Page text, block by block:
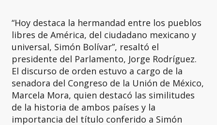
“Hoy destaca la hermandad entre los pueblos
libres de América, del ciudadano mexicano y
universal, Simón Bolívar”, resaltó el
presidente del Parlamento, Jorge Rodríguez.
El discurso de orden estuvo a cargo de la
senadora del Congreso de la Unión de México,
Marcela Mora, quien destacó las similitudes
de la historia de ambos países y la
importancia del título conferido a Simón